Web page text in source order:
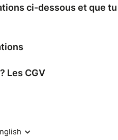
participez à un atelier
à l'exploration de soi dans
de tout ce qui
douce et informée
ci-dessous et que
Les CGV